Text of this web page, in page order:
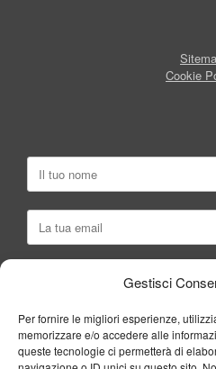
Gestisci
Per fornire le migliori esperienze,
memorizzare e/o accedere alle
queste tecnologie ci permetterà di
Cookie